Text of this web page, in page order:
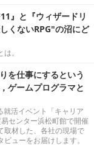
』と『ウィザードリ
くないRPG"の沼にど
。
を仕事にするという
ゲームプログラマと
活イベント「キャリア
センター浜松町館で開催
取材した、各社の現場で
ューをお届けします。